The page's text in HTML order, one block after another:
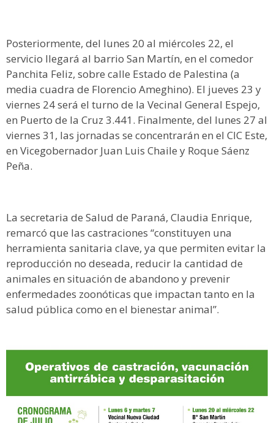
Posteriormente, del lunes 20 al miércoles 22, el
servicio llegará al barrio San Martín, en el comedor
Panchita Feliz, sobre calle Estado de Palestina (a
media cuadra de Florencio Ameghino). El jueves 23 y
viernes 24 será el turno de la Vecinal General Espejo,
en Puerto de la Cruz 3.441. Finalmente, del lunes 27 al
viernes 31, las jornadas se concentrarán en el CIC Este,
en Vicegobernador Juan Luis Chaile y Roque Sáenz
Peña.
La secretaria de Salud de Paraná, Claudia Enrique,
remarcó que las castraciones “constituyen una
herramienta sanitaria clave, ya que permiten evitar la
reproducción no deseada, reducir la cantidad de
animales en situación de abandono y prevenir
enfermedades zoonóticas que impactan tanto en la
salud pública como en el bienestar animal”.